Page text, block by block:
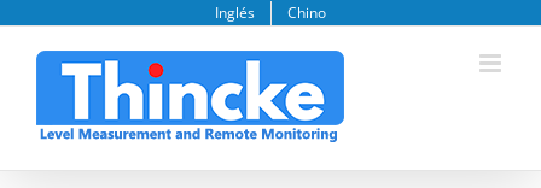
contenido
Inglés Chino